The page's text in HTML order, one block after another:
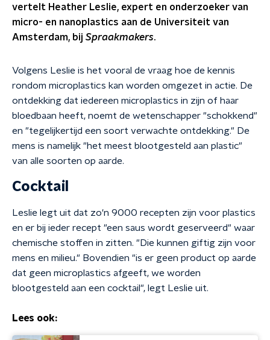
vertelt Heather Leslie, expert en onderzoeker van
micro- en nanoplastics aan de Universiteit van
Amsterdam, bij Spraakmakers.
Volgens Leslie is het vooral de vraag hoe de kennis
rondom microplastics kan worden omgezet in actie. De
ontdekking dat iedereen microplastics in zijn of haar
bloedbaan heeft, noemt de wetenschapper "schokkend"
en "tegelijkertijd een soort verwachte ontdekking." De
mens is namelijk "het meest blootgesteld aan plastic"
van alle soorten op aarde.
Cocktail
Leslie legt uit dat zo'n 9000 recepten zijn voor plastics
en er bij ieder recept "een saus wordt geserveerd" waar
chemische stoffen in zitten. "Die kunnen giftig zijn voor
mens en milieu." Bovendien "is er geen product op aarde
dat geen microplastics afgeeft, we worden
blootgesteld aan een cocktail", legt Leslie uit.
Lees ook: